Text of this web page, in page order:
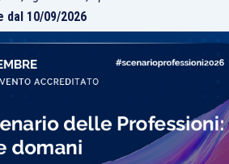
dal 10/09/2026